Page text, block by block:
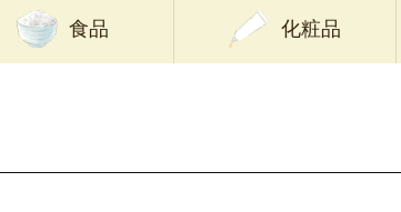
食品 化粧品